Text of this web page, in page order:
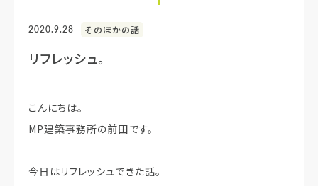
2020.9.28 そのほかの話
リフレッシュ。
こんにちは。
MP建築事務所の前田です。
今日はリフレッシュできた話。